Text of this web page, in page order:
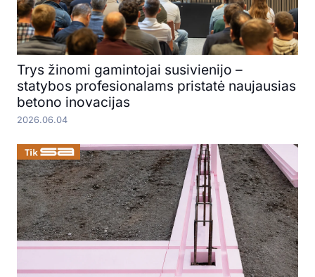
Trys žinomi gamintojai susivienijo –
statybos profesionalams pristatė naujausias
betono inovacijas
2026.06.04